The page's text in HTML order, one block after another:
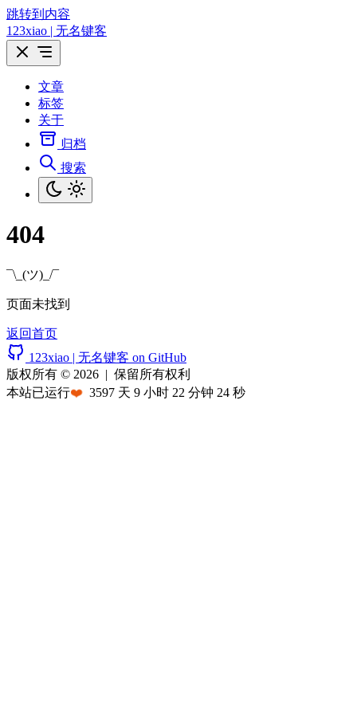
跳转到内容
123xiao | 无名键客
文章
标签
关于
归档
搜索
404
¯\_(ツ)_/¯
页面未找到
返回首页
123xiao | 无名键客 on GitHub
版权所有 © 2026 | 保留所有权利
本站已运行❤️ 3597 天 9 小时 22 分钟 24 秒